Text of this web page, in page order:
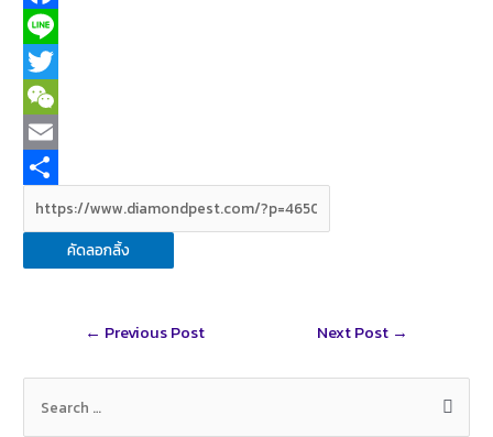
F
a
c
e
b
o
k
L
n
e
T
w
t
e
W
e
h
a
E
m
a
i
h
a
คัดลอกลิ้ง
← Previous Post Next Post →